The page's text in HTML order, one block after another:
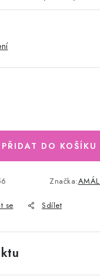
PŘIDAT DO KOŠÍKU
Značka:
se Sdílet